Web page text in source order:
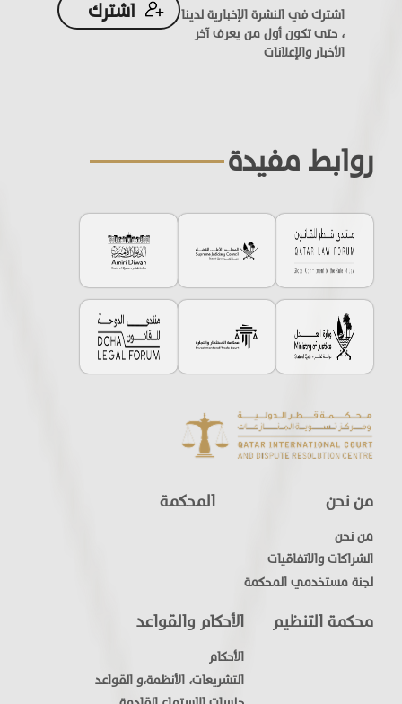
اشترك في النشرة الإخبارية لدينا
، حتى تكون أول من يعرف آخر
الأخبار والإعلانات
اشترك
روابط مفيدة
من نحن
من نحن
الشراكات والاتفاقيات
لجنة مستخدمي المحكمة
المحكمة
محكمة التنظيم الأحكام والقواعد
الأحكام
التشريعات، الأنظمة،و القواعد